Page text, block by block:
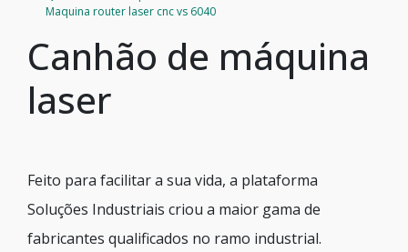
Maquina router laser cnc vs 6040
Canhão de máquina
laser
Feito para facilitar a sua vida, a plataforma
Soluções Industriais criou a maior gama de
fabricantes qualificados no ramo industrial.